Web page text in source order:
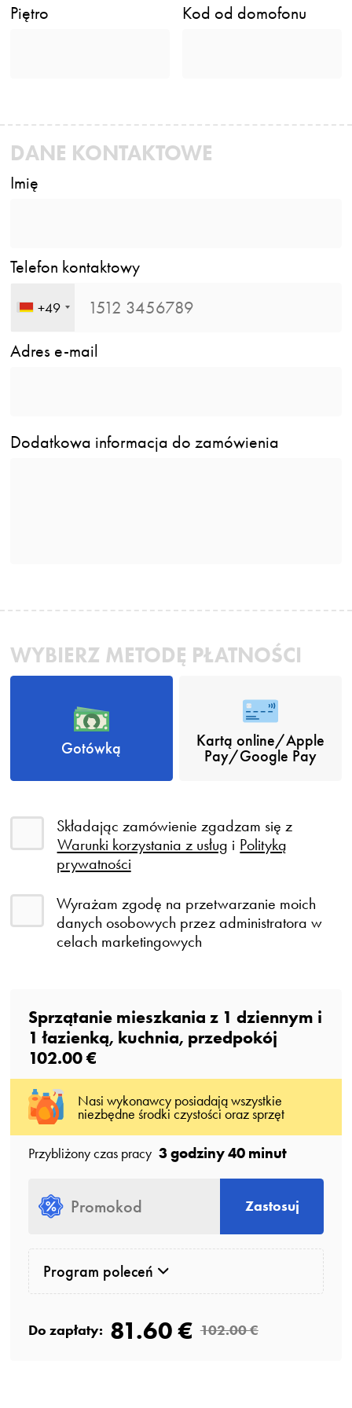
Piętro Kod od domofonu
DANE KONTAKTOWE
Imię
Telefon kontaktowy
+49
Adres e-mail
Dodatkowa informacja do zamówienia
WYBIERZ METODĘ PŁATNOŚCI
Gotówką
Kartą online/Apple
Pay/Google Pay
Składając zamówienie zgadzam się z
Warunki korzystania z usług i Polityką
prywatności
Wyrażam zgodę na przetwarzanie moich
danych osobowych przez administratora w
celach marketingowych
Sprzątanie mieszkania z 1 dziennym i
1 łazienką, kuchnia, przedpokój
102.00 €
Nasi wykonawcy posiadają wszystkie
niezbędne środki czystości oraz sprzęt
Przybliżony czas pracy 3 godziny 40 minut
Zastosuj
Program poleceń
Do zapłaty: 81.60 € 102.00 €